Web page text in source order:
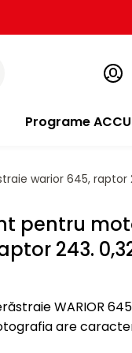
Programe ACCU
warior 645, raptor
pentru
243.
WARIOR 645,